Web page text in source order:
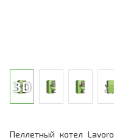
Пеллетный котел